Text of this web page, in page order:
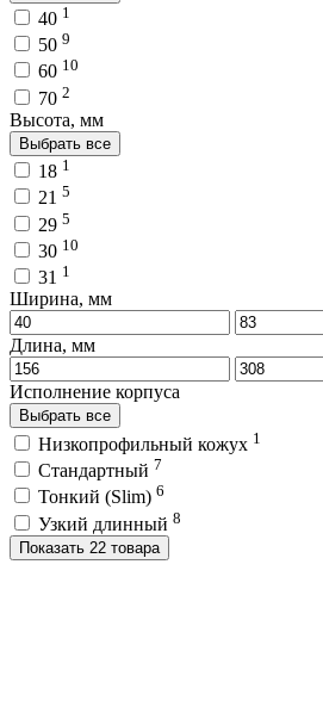
40 1
50 9
60 10
70 2
Высота, мм
Выбрать все
18 1
21 5
29 5
30 10
31 1
Ширина, мм
Длина, мм
Исполнение корпуса
Выбрать все
Низкопрофильный кожух 1
Стандартный 7
Тонкий (Slim) 6
Узкий длинный 8
Показать 22 товара